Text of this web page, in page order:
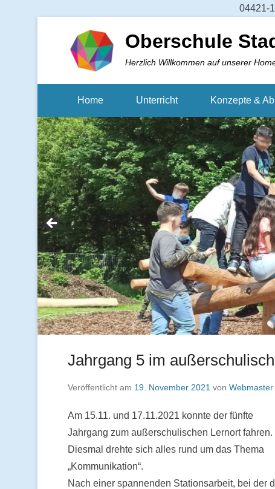
04421-
Oberschule
Herzlich Willkommen auf unserer
Home Unterricht Konzepte &
Jahrgang 5 im
Veröffentlicht am 19. November 2021 von Webmaster
Am 15.11. und 17.11.2021 konnte der fünfte
Jahrgang zum außerschulischen Lernort fahren.
Diesmal drehte sich alles rund um das Thema
„Kommunikation“.
Nach einer spannenden Stationsarbeit, bei der